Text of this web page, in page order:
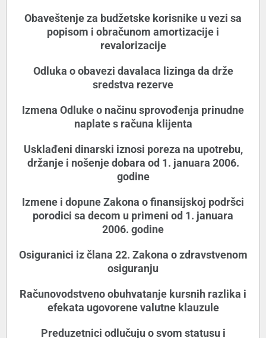
Obaveštenje za budžetske korisnike u vezi sa
popisom i obračunom amortizacije i
revalorizacije
Odluka o obavezi davalaca lizinga da drže
sredstva rezerve
Izmena Odluke o načinu sprovođenja prinudne
naplate s računa klijenta
Usklađeni dinarski iznosi poreza na upotrebu,
držanje i nošenje dobara od 1. januara 2006.
godine
Izmene i dopune Zakona o finansijskoj podršci
porodici sa decom u primeni od 1. januara
2006. godine
Osiguranici iz člana 22. Zakona o zdravstvenom
osiguranju
Računovodstveno obuhvatanje kursnih razlika i
efekata ugovorene valutne klauzule
Preduzetnici odlučuju o svom statusu i